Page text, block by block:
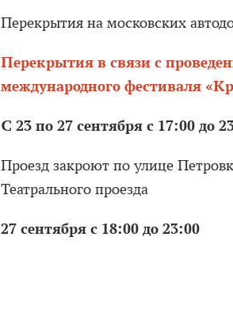
Перекрытия на московских
Перекрытия в связи с
международного фестиваля
С 23 по 27 сентября с 17:00 до
Проезд закроют по улице
Театрального проезда
27 сентября с 18:00 до 23:00